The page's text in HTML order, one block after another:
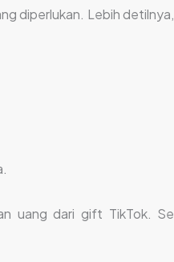
diperlukan. Lebih
uang dari gift TikTok.